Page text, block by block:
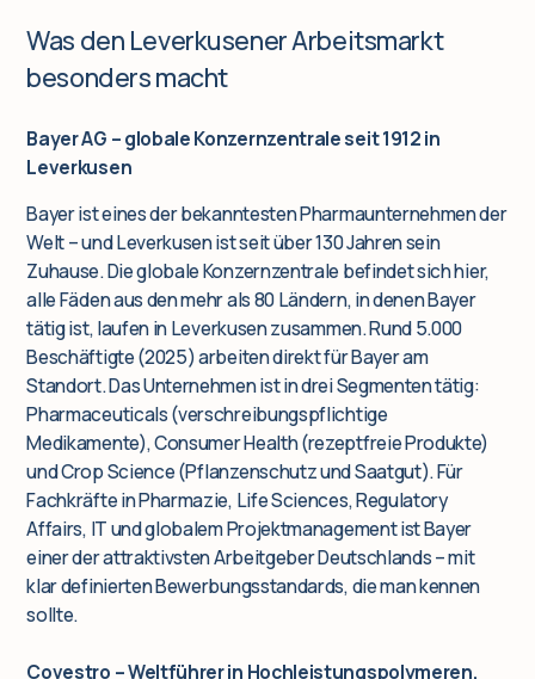
Was den Leverkusener Arbeitsmarkt
besonders macht
Bayer AG – globale Konzernzentrale seit 1912 in
Leverkusen
Bayer ist eines der bekanntesten Pharmaunternehmen der
Welt – und Leverkusen ist seit über 130 Jahren sein
Zuhause. Die globale Konzernzentrale befindet sich hier,
alle Fäden aus den mehr als 80 Ländern, in denen Bayer
tätig ist, laufen in Leverkusen zusammen. Rund 5.000
Beschäftigte (2025) arbeiten direkt für Bayer am
Standort. Das Unternehmen ist in drei Segmenten tätig:
Pharmaceuticals (verschreibungspflichtige
Medikamente), Consumer Health (rezeptfreie Produkte)
und Crop Science (Pflanzenschutz und Saatgut). Für
Fachkräfte in Pharmazie, Life Sciences, Regulatory
Affairs, IT und globalem Projektmanagement ist Bayer
einer der attraktivsten Arbeitgeber Deutschlands – mit
klar definierten Bewerbungsstandards, die man kennen
sollte.
Covestro – Weltführer in Hochleistungspolymeren,